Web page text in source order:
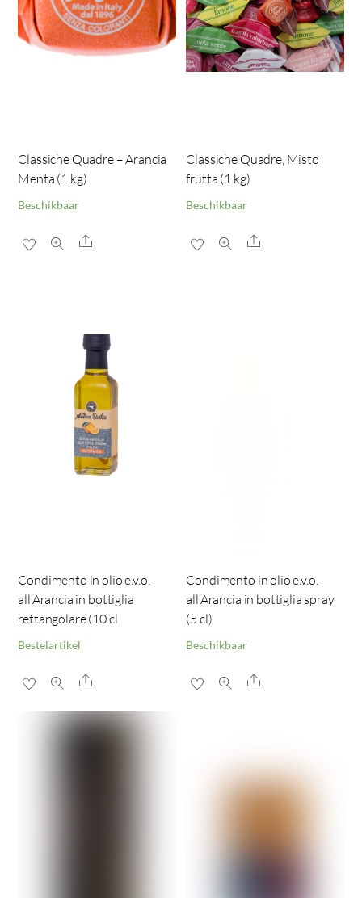
Classiche Quadre – Arancia
Menta (1 kg)
Beschikbaar
Share
Classiche Quadre, Misto
frutta (1 kg)
Beschikbaar
Share
Condimento in olio e.v.o.
all’Arancia in bottiglia
rettangolare (10 cl
Bestelartikel
Share
Condimento in olio e.v.o.
all’Arancia in bottiglia spray
(5 cl)
Beschikbaar
Share